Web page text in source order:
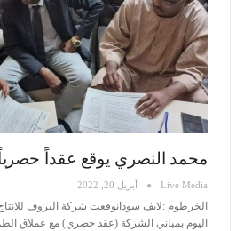
محمد النصري يوقع عقداً
Live Media أبريل 20, 2022
الخرطوم :لايف سودانوقعت شركة البروف
اليوم بمباني الشركة (عقد حصري) مع عملاق